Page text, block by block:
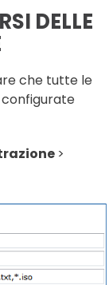
DELLE
che tutte le
>